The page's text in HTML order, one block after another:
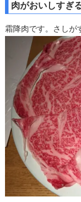
肉がおいしすぎ
霜降肉です。さしが